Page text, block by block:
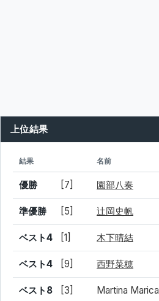
上位結果
結果 名前
優勝 [7] 園部八奏
準優勝 [5] 辻岡史帆
ベスト4 [1] 木下晴結
ベスト4 [9] 西野菜穂
ベスト8 [3] Martina Marica